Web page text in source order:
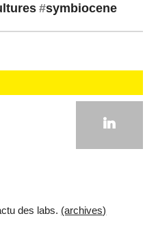
#symbiocene
des labs. (ar­chives)